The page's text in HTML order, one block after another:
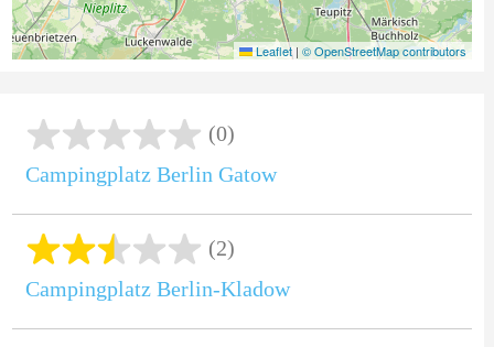
Leaflet | © OpenStreetMap contributors
(0)
Campingplatz Berlin Gatow
(2)
Campingplatz Berlin-Kladow